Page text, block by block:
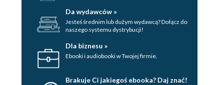
Da wydawców »
Jesteś średnim lub dużym wydawcą? Dołącz do
naszego systemu dystrybucji!
Dla biznesu »
Ebooki i audiobooki w Twojej firmie.
Brakuje Ci jakiegoś ebooka? Daj znać!